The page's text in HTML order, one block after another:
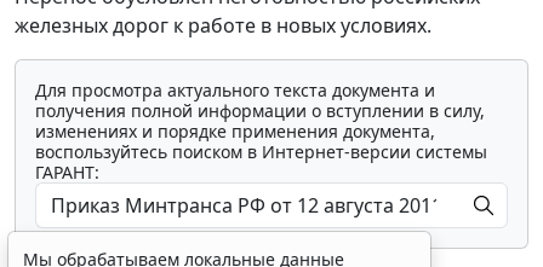
железных дорог к работе в новых условиях.
Для просмотра актуального текста документа и
получения полной информации о вступлении в силу,
изменениях и порядке применения документа,
воспользуйтесь поиском в Интернет-версии системы
ГАРАНТ:
Мы обрабатываем локальные данные